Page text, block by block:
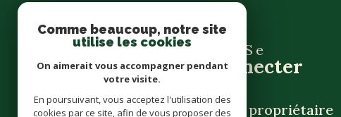
Se
connecter
espace propriétaire
Comme beaucoup, notre site
utilise les cookies
On aimerait vous accompagner pendant
votre visite.
En poursuivant, vous acceptez l'utilisation des
cookies par ce site, afin de vous proposer des